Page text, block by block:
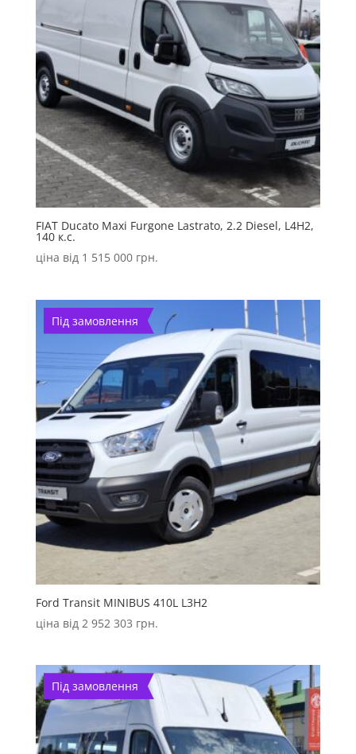
FIAT Ducato Maxi Furgone Lastrato, 2.2 Diesel, L4H2,
140 к.с.
ціна від 1 515 000 грн.
Під замовлення
Ford Transit MINIBUS 410L L3H2
ціна від 2 952 303 грн.
Під замовлення